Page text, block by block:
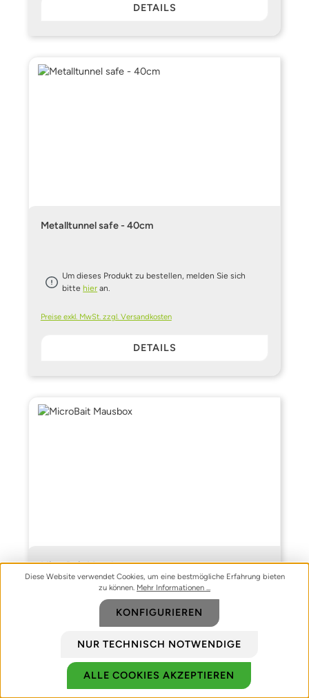
Biozidprodukte vorsichtig verwenden. Vor Gebrauch stets Etikett und
Produktinformationen lesen.
DETAILS
Metalltunnel safe - 40cm
Um dieses Produkt zu bestellen, melden Sie sich
bitte hier an.
Preise exkl. MwSt. zzgl. Versandkosten
DETAILS
MicroBait Mausbox
Um dieses Produkt zu bestellen, melden Sie sich
an.
DETAILS
Diese Website verwendet Cookies, um eine bestmögliche Erfahrung bieten
zu können. Mehr Informationen ...
NUR TECHNISCH NOTWENDIGE
KONFIGURIEREN
ALLE COOKIES AKZEPTIEREN